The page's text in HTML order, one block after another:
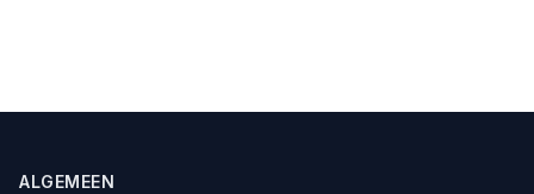
ALGEMEEN